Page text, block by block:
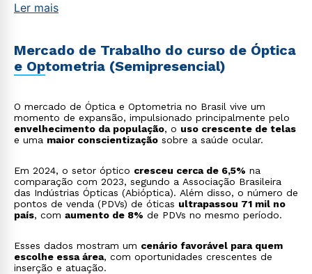
Ler mais
Mercado de Trabalho do curso de Óptica
e Optometria (Semipresencial)
O mercado de Óptica e Optometria no Brasil vive um
momento de expansão, impulsionado principalmente pelo
envelhecimento da população, o uso crescente de telas
e uma maior conscientização sobre a saúde ocular.
Em 2024, o setor óptico cresceu cerca de 6,5% na
comparação com 2023, segundo a Associação Brasileira
das Indústrias Ópticas (Abióptica). Além disso, o número de
pontos de venda (PDVs) de óticas ultrapassou 71 mil no
país, com aumento de 8% de PDVs no mesmo período.
Esses dados mostram um cenário favorável para quem
escolhe essa área, com oportunidades crescentes de
inserção e atuação.